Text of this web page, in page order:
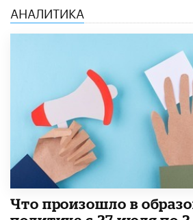
АНАЛИТИКА
​Что произошло в